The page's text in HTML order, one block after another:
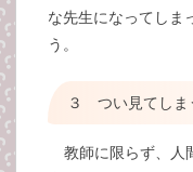
な先生になってしま
う。
３ つい見てしま
教師に限らず、人